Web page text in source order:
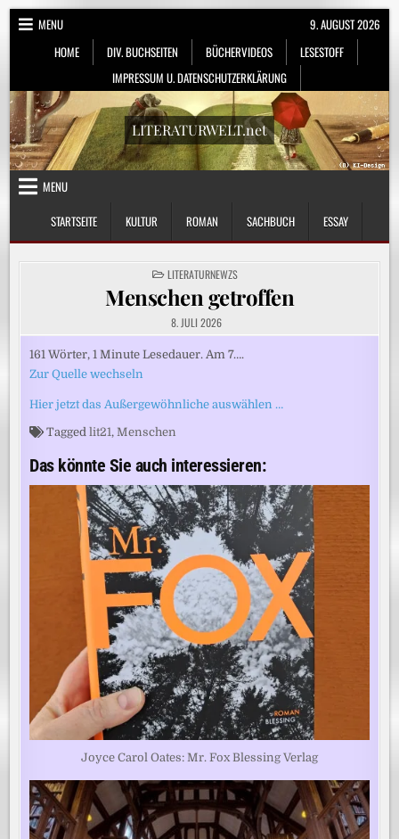
Skip
MENU
HOME
DIV. BUCHSEITEN BÜCHERVIDEOS
LESESTOFF
IMPRESSUM U. DATENSCHUTZERKLÄRUNG
9. AUGUST 2026
LITERATURWELT.net
MENU
STARTSEITE
KULTUR ROMAN SACHBUCH ESSAY
POSTED
IN
LITERATURNEWZS
Menschen getroffen
8. JULI 2026
161 Wörter, 1 Minute Lesedauer. Am 7….
Zur Quelle wechseln
Hier jetzt das Außergewöhnliche auswählen …
Taggedlit21, Menschen
Das könnte Sie auch interessieren:
Joyce Carol Oates: Mr. Fox Blessing Verlag